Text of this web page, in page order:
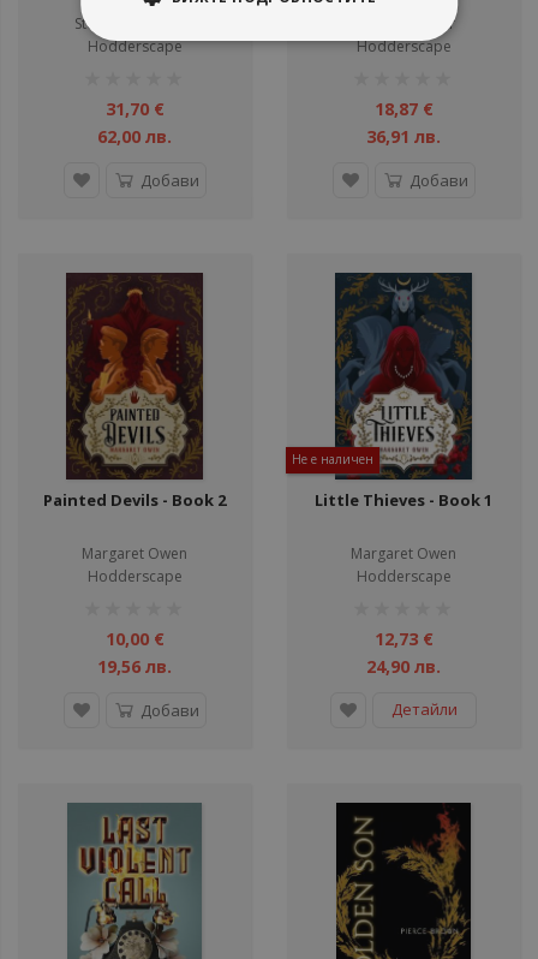
Stephanie Garber
Hodderscape
31,70 €
62,00 лв.
Добави
Kylie Lee Baker
Hodderscape
18,87 €
36,91 лв.
Добави
Painted Devils - Book 2
Margaret Owen
Hodderscape
10,00 €
19,56 лв.
Добави
Не е наличен
Little Thieves - Book 1
Margaret Owen
Hodderscape
12,73 €
24,90 лв.
Детайли